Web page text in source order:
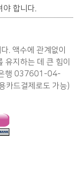
야 합니다.
. 액수에 관계없이
유지하는 데 큰 힘이
은행 037601-04-
카드결제로도 가능)